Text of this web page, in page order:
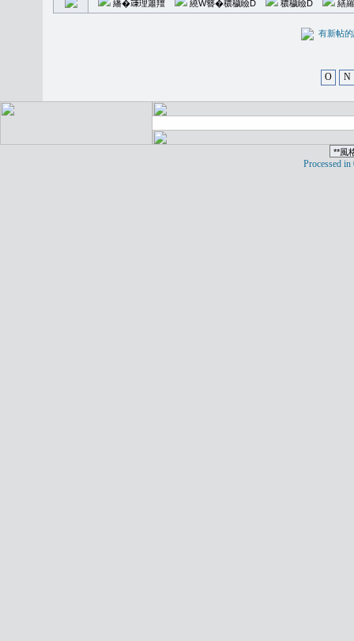
繙�𥪕理簫羶 繞W簪�穠穢瞼D 穠穢瞼D 繕
有新
O N
Processed